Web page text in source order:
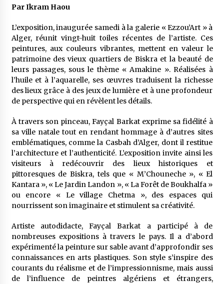
Le monstrueux vieillard (Un récit du Sud
5 ans ago
Rencontre nocturne dans le désert (Un conte
touareg)
5 ans ago
Un conte targui/ Quand la tête est vide
5 ans ago
Tradition orale/ D’où viennent les contes et à
5 ans ago
Par Ikram Haou
L’exposition, inaugurée samedi à la galerie « Ezzou’Art » à
Alger, réunit vingt-huit toiles récentes de l’artiste. Ces
peintures, aux couleurs vibrantes, mettent en valeur le
patrimoine des vieux quartiers de Biskra et la beauté de
leurs passages, sous le thème « Amakine ». Réalisées à
l’huile et à l’aquarelle, ses œuvres traduisent la richesse
des lieux grâce à des jeux de lumière et à une profondeur
de perspective qui en révèlent les détails.
À travers son pinceau, Fayçal Barkat exprime sa fidélité à
sa ville natale tout en rendant hommage à d’autres sites
emblématiques, comme la Casbah d’Alger, dont il restitue
l’architecture et l’authenticité. L’exposition invite ainsi les
visiteurs à redécouvrir des lieux historiques et
pittoresques de Biskra, tels que « M’Chouneche », « El
Kantara », « Le Jardin Landon », « La Forêt de Boukhalfa »
ou encore « Le village Chetma », des espaces qui
nourrissent son imaginaire et stimulent sa créativité.
Artiste autodidacte, Fayçal Barkat a participé à de
nombreuses expositions à travers le pays. Il a d’abord
expérimenté la peinture sur sable avant d’approfondir ses
connaissances en arts plastiques. Son style s’inspire des
courants du réalisme et de l’impressionnisme, mais aussi
de l’influence de peintres algériens et étrangers,